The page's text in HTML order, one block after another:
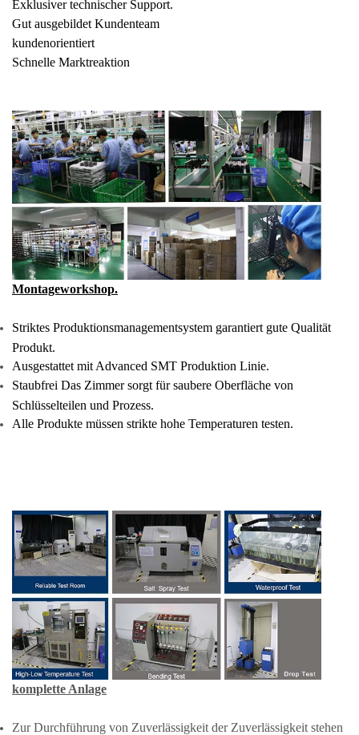
Exklusiver technischer Support.
Gut ausgebildet Kundenteam
kundenorientiert
Schnelle Marktreaktion
Montageworkshop.
Striktes Produktionsmanagementsystem garantiert gute Qualität
Produkt.
Ausgestattet mit Advanced SMT Produktion Linie.
Staubfrei Das Zimmer sorgt für saubere Oberfläche von
Schlüsselteilen und Prozess.
Alle Produkte müssen strikte hohe Temperaturen testen.
komplette Anlage
Zur Durchführung von Zuverlässigkeit der Zuverlässigkeit stehen